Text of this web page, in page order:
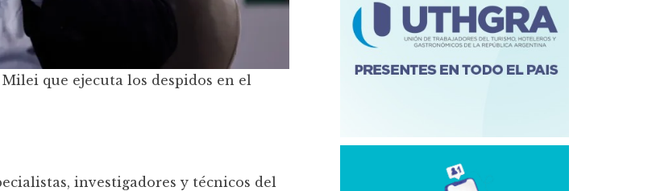
que ejecuta los despidos en el
investigadores y técnicos del